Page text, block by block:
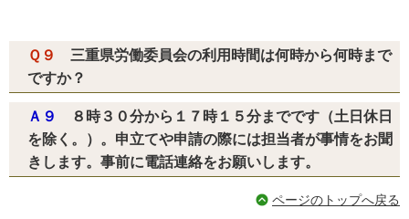
Ｑ９
三重県労働委員会の利用時間は何時から何時まで
ですか？
Ａ９
８時３０分から１７時１５分までです（土日休日
を除く。）。申立てや申請の際には担当者が事情をお聞
きします。事前に電話連絡をお願いします。
ページのトップへ戻る